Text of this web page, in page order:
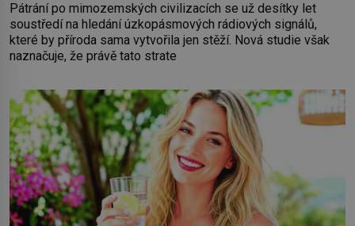
Pátrání po mimozemských civilizacích se už desítky let
soustředí na hledání úzkopásmových rádiových signálů,
které by příroda sama vytvořila jen stěží. Nová studie však
naznačuje, že právě tato strate